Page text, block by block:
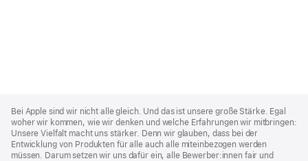
Footer
Bei Apple sind wir nicht alle gleich. Und das ist unsere große Stärke. Egal
woher wir kommen, wie wir denken und welche Erfahrungen wir mitbringen:
Unsere Vielfalt macht uns stärker. Denn wir glauben, dass bei der
Entwicklung von Produkten für alle auch alle miteinbezogen werden
müssen. Darum setzen wir uns dafür ein, alle Bewerber:innen fair und